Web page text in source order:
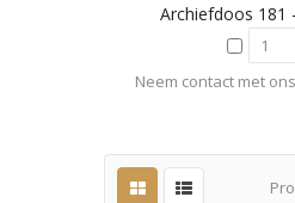
Archiefdoos 181
Neem contact met